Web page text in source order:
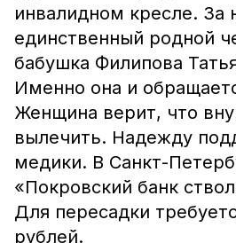
инвалидном кресле. За
единственный родной
бабушка Филипова
Именно она и
Женщина верит, что
вылечить. Надежду
медики. В Санкт-
«Покровский банк
Для пересадки
рублей.